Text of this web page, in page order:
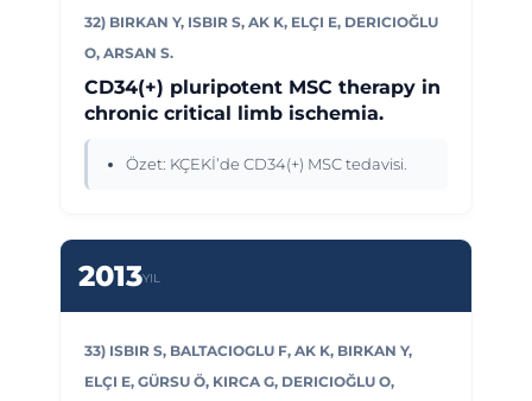
32) BIRKAN Y, ISBIR S, AK K, ELÇI E, DERICIOĞLU
O, ARSAN S.
CD34(+) pluripotent MSC therapy in
chronic critical limb ischemia.
Özet: KÇEKİ’de CD34(+) MSC tedavisi.
2013YIL
33) ISBIR S, BALTACIOGLU F, AK K, BIRKAN Y,
ELÇI E, GÜRSU Ö, KIRCA G, DERICIOĞLU O,